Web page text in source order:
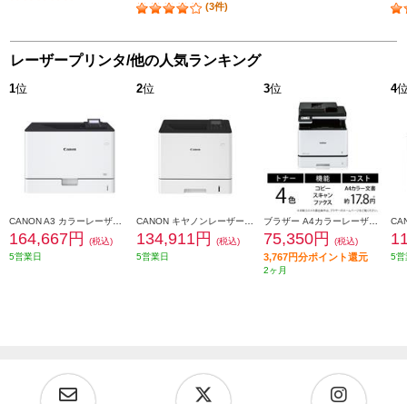
(3件)
レーザープリンタ/他の人気ランキング
1位
164,667円
(税込)
5営業日
2位
134,911円
(税込)
5営業日
3位
75,350円 (税込)
3,767円分ポイント還元
2ヶ月
4
5営